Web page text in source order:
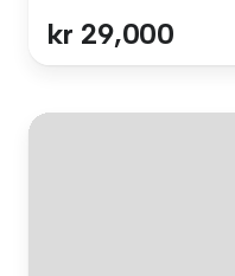
kr 29,000